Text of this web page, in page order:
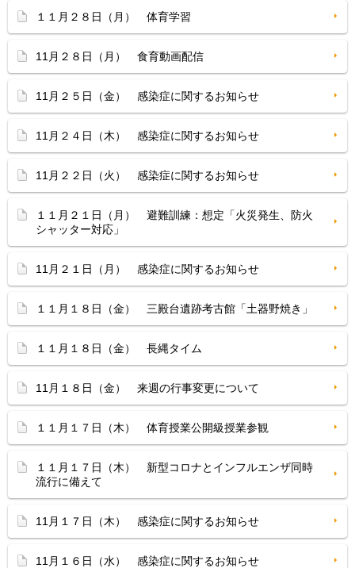
１１月２８日（月） 体育学習
11月２８日（月） 食育動画配信
11月２５日（金） 感染症に関するお知らせ
11月２４日（木） 感染症に関するお知らせ
11月２２日（火） 感染症に関するお知らせ
１１月２１日（月） 避難訓練：想定「火災発生、防火
シャッター対応」
11月２１日（月） 感染症に関するお知らせ
１１月１８日（金） 三殿台遺跡考古館「土器野焼き」
１１月１８日（金） 長縄タイム
11月１８日（金） 来週の行事変更について
１１月１７日（木） 体育授業公開級授業参観
１１月１７日（木） 新型コロナとインフルエンザ同時
流行に備えて
11月１７日（木） 感染症に関するお知らせ
11月１６日（水） 感染症に関するお知らせ